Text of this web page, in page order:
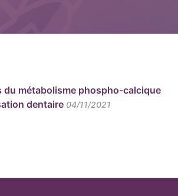
du métabolisme phospho-calcique
dentaire 04/11/2021